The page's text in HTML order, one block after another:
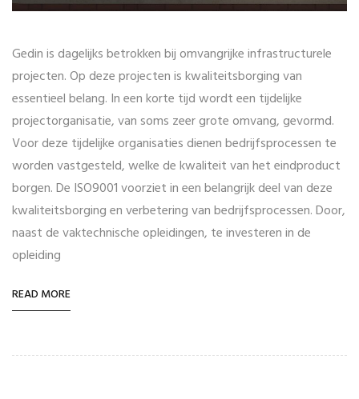
Gedin is dagelijks betrokken bij omvangrijke infrastructurele
projecten. Op deze projecten is kwaliteitsborging van
essentieel belang. In een korte tijd wordt een tijdelijke
projectorganisatie, van soms zeer grote omvang, gevormd.
Voor deze tijdelijke organisaties dienen bedrijfsprocessen te
worden vastgesteld, welke de kwaliteit van het eindproduct
borgen. De ISO9001 voorziet in een belangrijk deel van deze
kwaliteitsborging en verbetering van bedrijfsprocessen. Door,
naast de vaktechnische opleidingen, te investeren in de
opleiding
READ MORE